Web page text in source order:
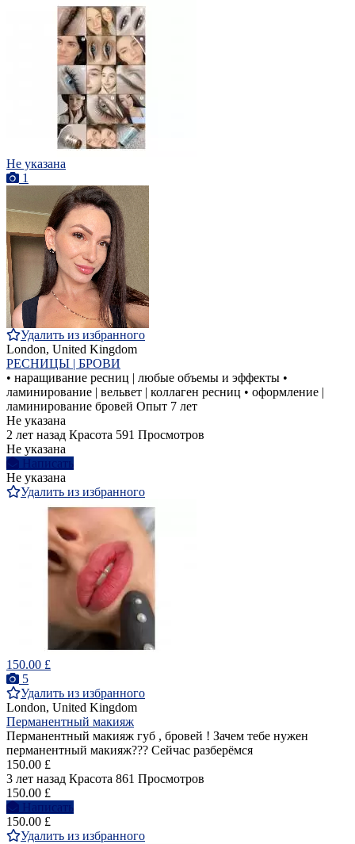
Не указана
1
Удалить из избранного
London, United Kingdom
РЕСНИЦЫ | БРОВИ
• наращивание ресниц | любые объемы и эффекты •
ламинирование | вельвет | коллаген ресниц • оформление |
ламинирование бровей Опыт 7 лет
Не указана
2 лет назад Красота 591 Просмотров
Не указана
Написать
Не указана
Удалить из избранного
150.00 £
5
Удалить из избранного
London, United Kingdom
Перманентный макияж
Перманентный макияж губ , бровей ! Зачем тебе нужен
перманентный макияж??? Сейчас разберёмся
150.00 £
3 лет назад Красота 861 Просмотров
150.00 £
Написать
150.00 £
Удалить из избранного